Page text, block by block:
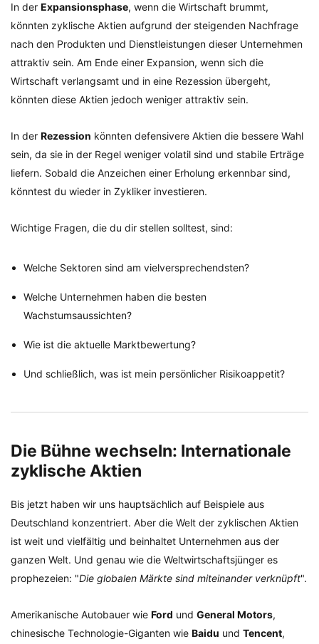
In der Expansionsphase, wenn die Wirtschaft brummt,
könnten zyklische Aktien aufgrund der steigenden Nachfrage
nach den Produkten und Dienstleistungen dieser Unternehmen
attraktiv sein. Am Ende einer Expansion, wenn sich die
Wirtschaft verlangsamt und in eine Rezession übergeht,
könnten diese Aktien jedoch weniger attraktiv sein.
In der Rezession könnten defensivere Aktien die bessere Wahl
sein, da sie in der Regel weniger volatil sind und stabile Erträge
liefern. Sobald die Anzeichen einer Erholung erkennbar sind,
könntest du wieder in Zykliker investieren.
Wichtige Fragen, die du dir stellen solltest, sind:
Welche Sektoren sind am vielversprechendsten?
Welche Unternehmen haben die besten
Wachstumsaussichten?
Wie ist die aktuelle Marktbewertung?
Und schließlich, was ist mein persönlicher Risikoappetit?
Die Bühne wechseln: Internationale
zyklische Aktien
Bis jetzt haben wir uns hauptsächlich auf Beispiele aus
Deutschland konzentriert. Aber die Welt der zyklischen Aktien
ist weit und vielfältig und beinhaltet Unternehmen aus der
ganzen Welt. Und genau wie die Weltwirtschaftsjünger es
prophezeien: "Die globalen Märkte sind miteinander verknüpft".
Amerikanische Autobauer wie Ford und General Motors,
chinesische Technologie-Giganten wie Baidu und Tencent,